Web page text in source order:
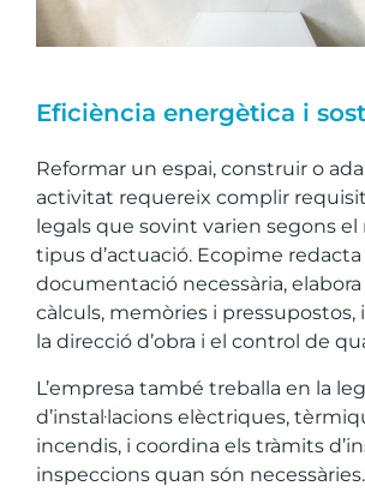
Eficiència energètica i
Reformar un espai, construir o
activitat requereix complir
legals que sovint varien segons el
tipus d’actuació. Ecopime redacta
documentació necessària, elabora
càlculs, memòries i pressupostos,
la direcció d’obra i el control de
L’empresa també treballa en la
d’instal·lacions elèctriques,
incendis, i coordina els tràmits
inspeccions quan són necessàries.